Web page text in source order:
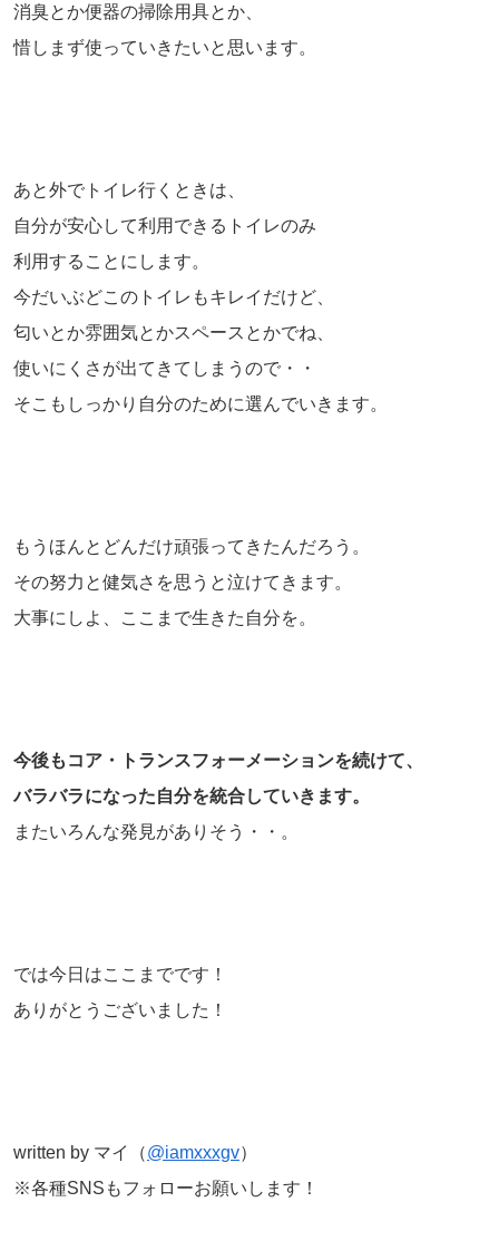
消臭とか便器の掃除用具とか、
惜しまず使っていきたいと思います。
あと外でトイレ行くときは、
自分が安心して利用できるトイレのみ
利用することにします。
今だいぶどこのトイレもキレイだけど、
匂いとか雰囲気とかスペースとかでね、
使いにくさが出てきてしまうので・・
そこもしっかり自分のために選んでいきます。
もうほんとどんだけ頑張ってきたんだろう。
その努力と健気さを思うと泣けてきます。
大事にしよ、ここまで生きた自分を。
今後もコア・トランスフォーメーションを続けて、
バラバラになった自分を統合していきます。
またいろんな発見がありそう・・。
では今日はここまでです！
ありがとうございました！
written by マイ（@iamxxxgv）
※各種SNSもフォローお願いします！